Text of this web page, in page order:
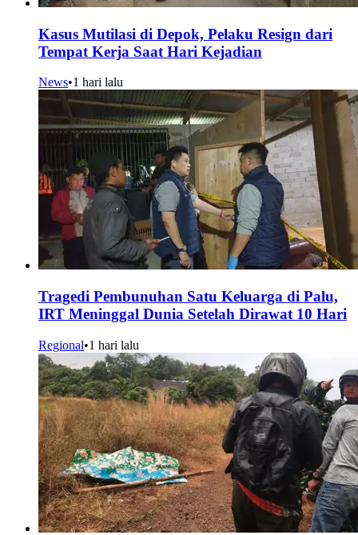
Kasus Mutilasi di Depok, Pelaku Resign dari
Tempat Kerja Saat Hari Kejadian
News•1 hari lalu
Tragedi Pembunuhan Satu Keluarga di Palu,
IRT Meninggal Dunia Setelah Dirawat 10 Hari
Regional•1 hari lalu